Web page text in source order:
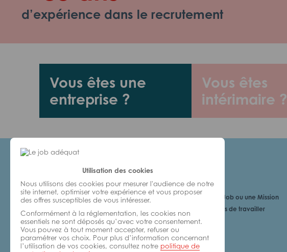
Utilisation des cookies
Nous utilisons des cookies pour mesurer l'audience de notre
site internet, optimiser votre expérience et vous proposer
des offres susceptibles de vous intéresser.
Conformément à la réglementation, les cookies non
essentiels ne sont déposés qu’avec votre consentement.
Vous pouvez à tout moment accepter, refuser ou
paramétrer vos choix. Pour plus d’information concernant
l’utilisation de vos cookies, consultez notre politique de
d’expérience dans le recrutement
Vous êtes une
entreprise ?
Vous êtes
intérimaire ?
Je cherche un Job ou une Mission
6 bonnes raisons de travailler
avec nous